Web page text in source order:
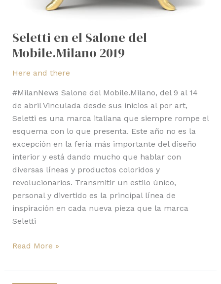
Seletti en el Salone del
Mobile.Milano 2019
Here and there
#MilanNews Salone del Mobile.Milano, del 9 al 14
de abril Vinculada desde sus inicios al por art,
Seletti es una marca italiana que siempre rompe el
esquema con lo que presenta. Este año no es la
excepción en la feria más importante del diseño
interior y está dando mucho que hablar con
diversas líneas y productos coloridos y
revolucionarios. Transmitir un estilo único,
personal y divertido es la principal línea de
inspiración en cada nueva pieza que la marca
Seletti
Read More »